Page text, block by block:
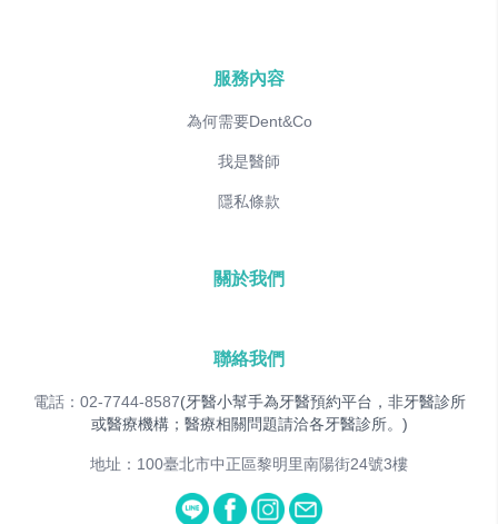
服務內容
為何需要Dent&Co
我是醫師
隱私條款
關於我們
聯絡我們
電話：02-7744-8587(牙醫小幫手為牙醫預約平台，非牙醫診所
或醫療機構；醫療相關問題請洽各牙醫診所。)
地址：100臺北市中正區黎明里南陽街24號3樓